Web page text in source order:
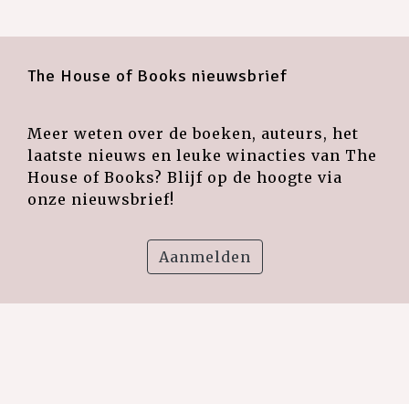
The House of Books nieuwsbrief
Meer weten over de boeken, auteurs, het
laatste nieuws en leuke winacties van The
House of Books? Blijf op de hoogte via
onze nieuwsbrief!
Aanmelden